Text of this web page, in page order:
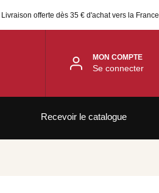
Livraison offerte dès 35 € d'achat vers la France
MON COMPTE
Se connecter
Recevoir le catalogue